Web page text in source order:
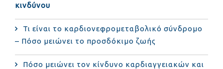
κινδύνου
Τι είναι το καρδιονεφρομεταβολικό σύνδρομο
– Πόσο μειώνει το προσδόκιμο ζωής
Πόσο μειώνει τον κίνδυνο καρδιαγγειακών και